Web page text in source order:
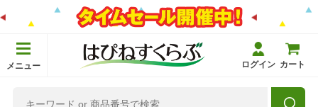
メニュー ログイン カート